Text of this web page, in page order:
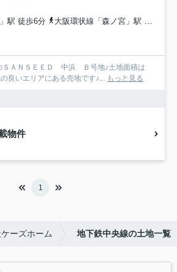
駅 徒歩6分 大阪環状線「森ノ宮」駅 徒歩13分
ＳＡＮＳＥＥＤ 中浜 Ｂ号地♪土地面積は
良いエリアにある売地です♪... もっと見る
物件
1
ーズホーム 地下鉄中央線の土地一覧